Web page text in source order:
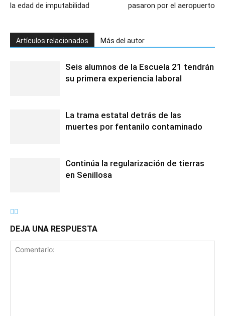
la edad de imputabilidad
pasaron por el aeropuerto
Artículos relacionados Más del autor
Seis alumnos de la Escuela 21 tendrán
su primera experiencia laboral
La trama estatal detrás de las
muertes por fentanilo contaminado
Continúa la regularización de tierras
en Senillosa
DEJA UNA RESPUESTA